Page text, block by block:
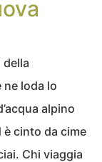
ne loda lo
alpino
cinto da cime
Chi viaggia